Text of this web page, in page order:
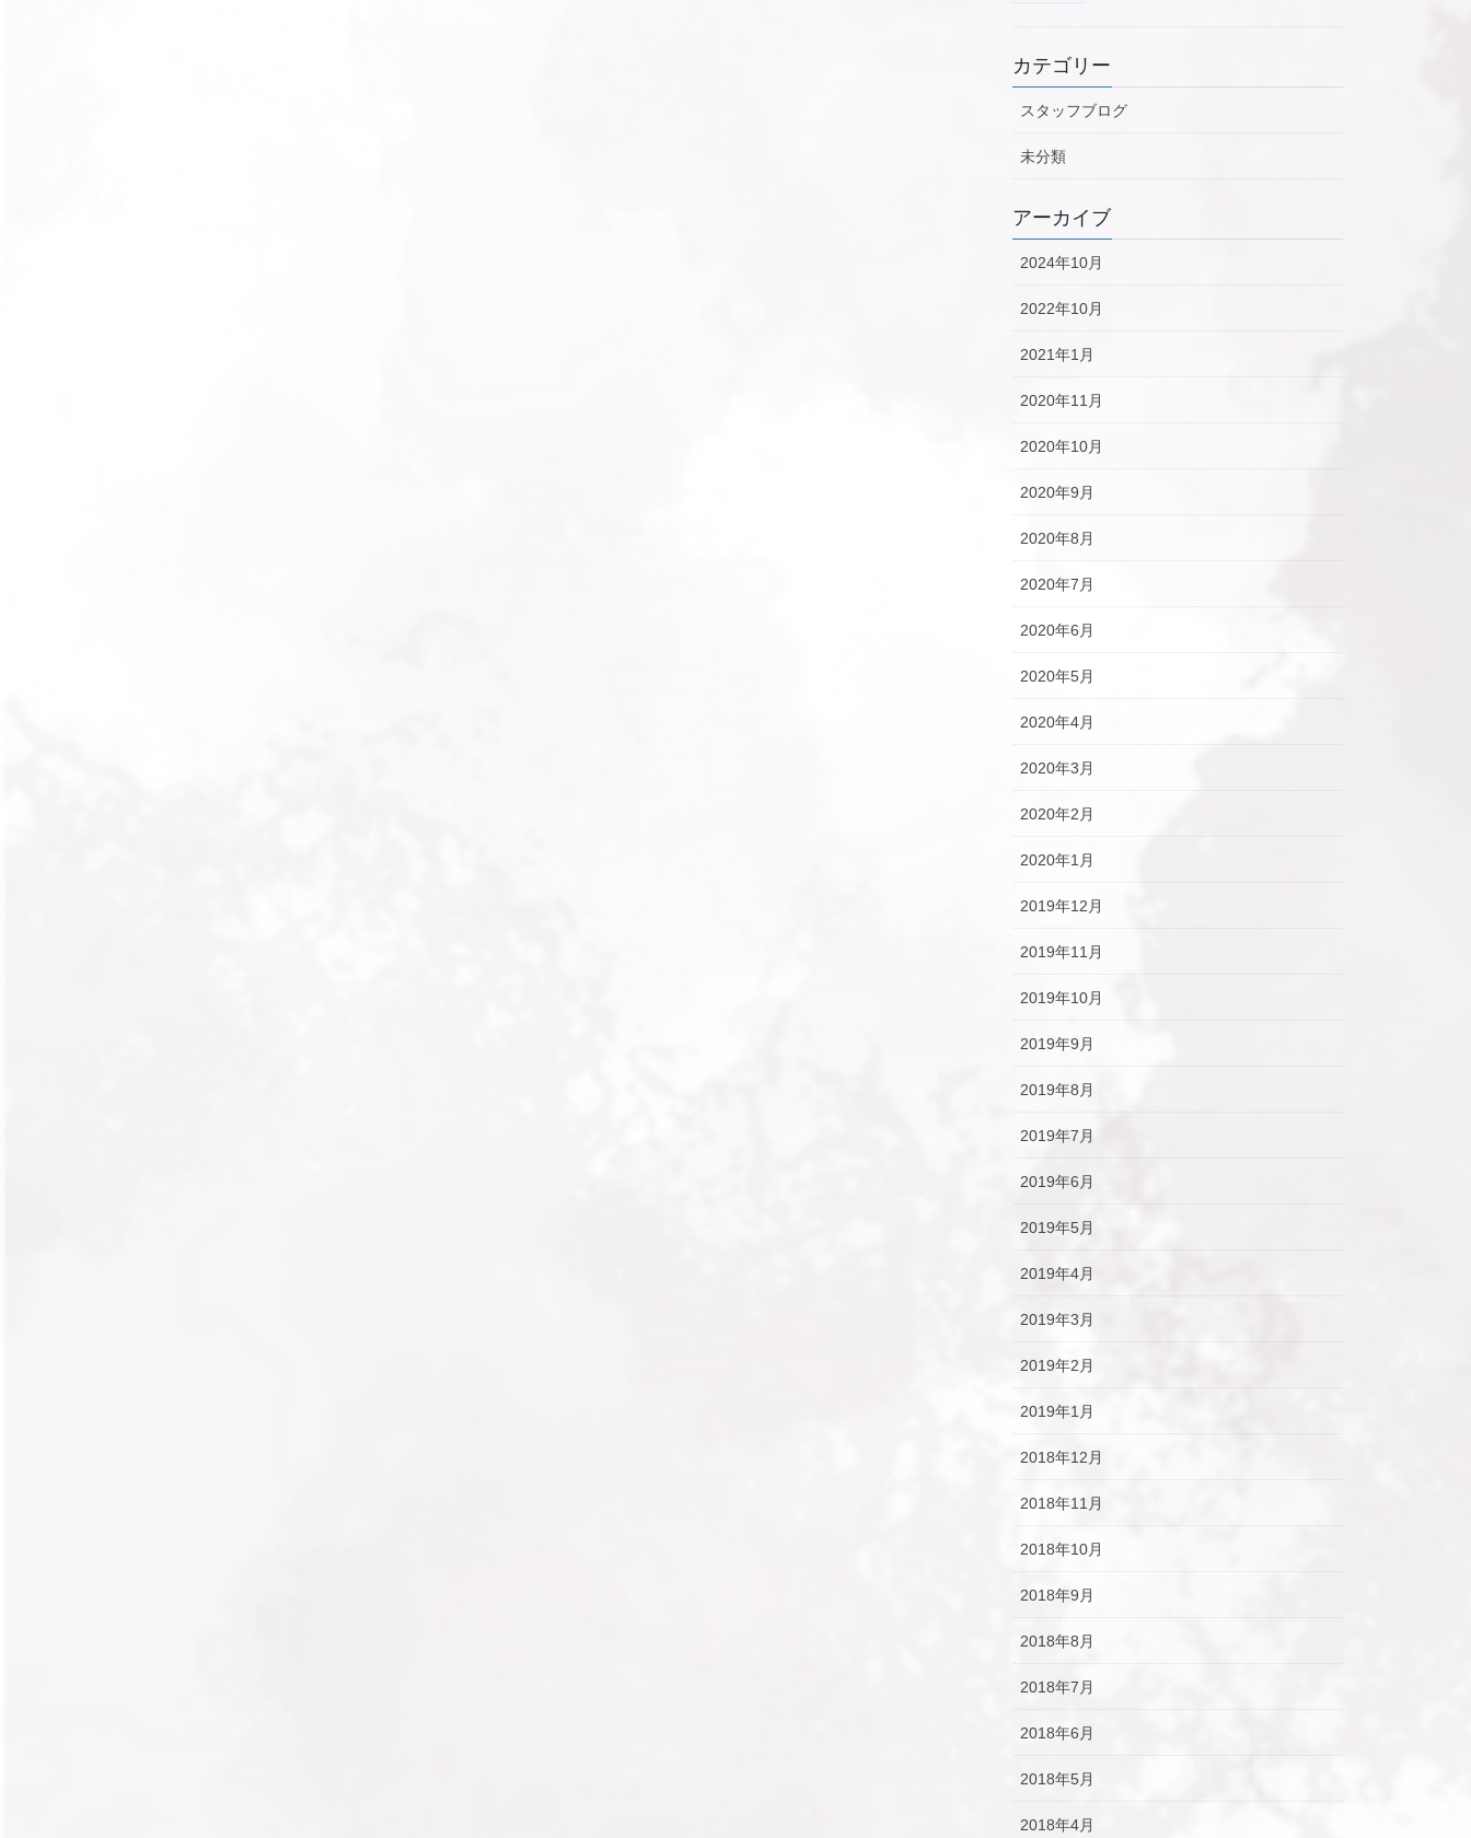
カテゴリー
スタッフブログ
未分類
アーカイブ
2024年10月
2022年10月
2021年1月
2020年11月
2020年10月
2020年9月
2020年8月
2020年7月
2020年6月
2020年5月
2020年4月
2020年3月
2020年2月
2020年1月
2019年12月
2019年11月
2019年10月
2019年9月
2019年8月
2019年7月
2019年6月
2019年5月
2019年4月
2019年3月
2019年2月
2019年1月
2018年12月
2018年11月
2018年10月
2018年9月
2018年8月
2018年7月
2018年6月
2018年5月
2018年4月